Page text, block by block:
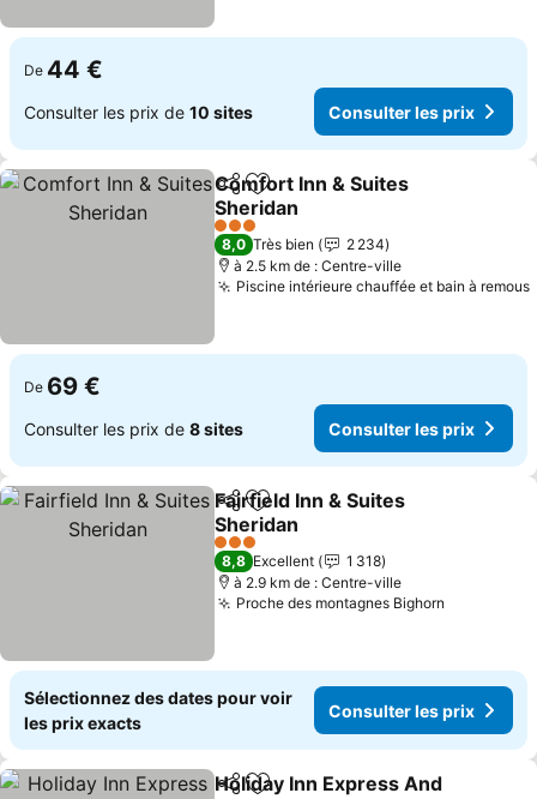
De 44 €
Consulter les prix de 10 sites Consulter les prix
PartagerAjouter à mes favoris
Comfort Inn & Suites
Sheridan
Consulter les prix
3 Étoiles
8,0 Très bien
2 234
à 2.5 km de : Centre-ville
Piscine intérieure chauffée et bain à remous
De 69 €
Consulter les prix de 8 sites Consulter les prix
PartagerAjouter à mes favoris
Fairfield Inn & Suites
Sheridan
Consulter les prix
3 Étoiles
8,8 Excellent
1 318
à 2.9 km de : Centre-ville
Proche des montagnes Bighorn
Sélectionnez des dates pour voir
les prix exacts
Consulter les prix
Partager
Holiday Inn Express And